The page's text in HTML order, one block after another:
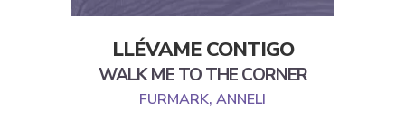
LLÉVAME CONTIGO
WALK ME TO THE CORNER
FURMARK, ANNELI